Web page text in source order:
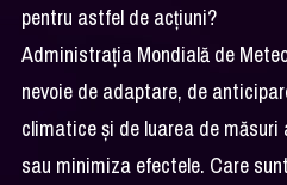
pentru astfel de acţiuni?
Administraţia Mondială de
nevoie de adaptare, de
climatice și de luarea de
sau minimiza efectele. Care